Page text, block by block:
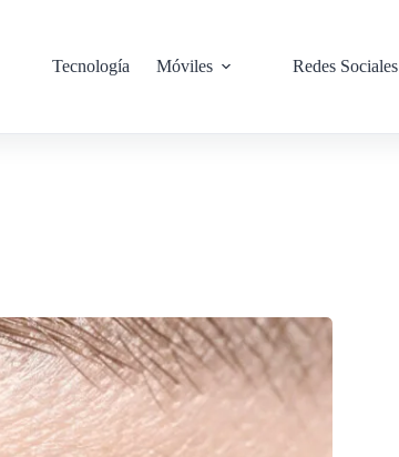
Tecnología Móviles Redes Sociales